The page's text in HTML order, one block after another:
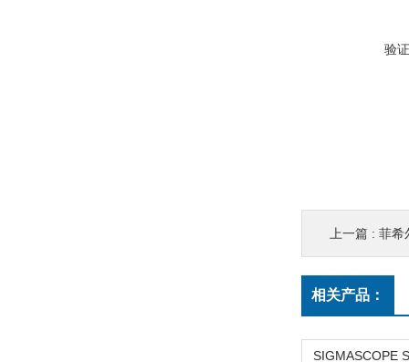
验
上一篇 : 菲希
相关产品：